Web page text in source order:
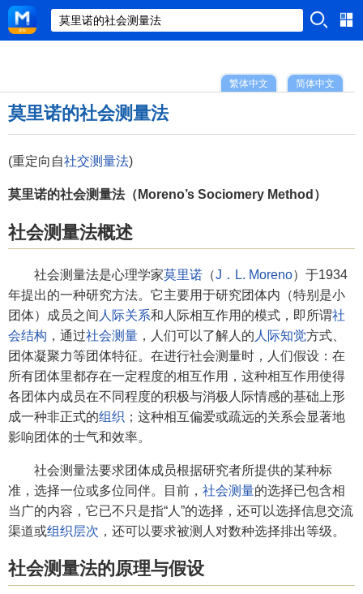
简体中文
繁体中文
莫里诺的社会测量法
(重定向自社交测量法)
莫里诺的社会测量法（Moreno’s Sociomery Method）
社会测量法概述
社会测量法是心理学家莫里诺 （J．L. Moreno）于1934
年提出的一种研究方法。它主要用于研究团体内（特别是小
团体）成员之间 人际关系和人际相互作用的模式，即所谓社
会结构 ，通过社会测量 ，人们可以了解人的 人际知觉方式、
团体凝聚力等团体特征。在进行社会测量时，人们假设：在
所有团体里都存在一定程度的相互作用，这种相互作用使得
各团体内成员在不同程度的积极与消极人际情感的基础上形
成一种非正式的组织 ；这种相互偏爱或疏远的关系会显著地
影响团体的士气和效率。
社会测量法要求团体成员根据研究者所提供的某种标
准，选择一位或多位同伴。目前， 社会测量的选择已包含相
当广的内容，它已不只是指“人”的选择，还可以选择信息交流
渠道或组织层次 ，还可以要求被测人对数种选择排出等级。
社会测量法的原理与假设